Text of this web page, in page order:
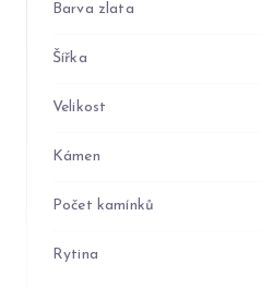
Barva zlata
Šířka
Velikost
Kámen
Počet kamínků
Rytina